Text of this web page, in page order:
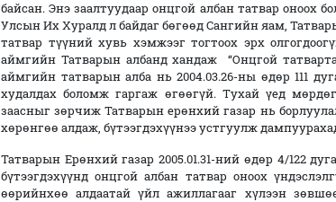
байсан. Энэ заалтуудаар онцгой албан татвар оноох
Улсын Их Хуралд л байдаг бөгөөд Сангийн яам,
татвар түүний хувь хэмжээг тогтоох эрх
аймгийн Татварын албанд хандаж “Онцгой
аймгийн татварын алба нь 2004.03.26-ны өдөр 111
худалдах боломж гаргаж өгөөгүй. Тухай үед
заасныг зөрчиж Татварын ерөнхий газар нь
хөрөнгөө алдаж, бүтээгдэхүүнээ устгуулж
Татварын Ерөнхий газар 2005.01.31-ний өдөр 4/122
бүтээгдэхүүнд онцгой албан татвар оноох
өөрийнхөө алдаатай үйл ажиллагааг хүлээн